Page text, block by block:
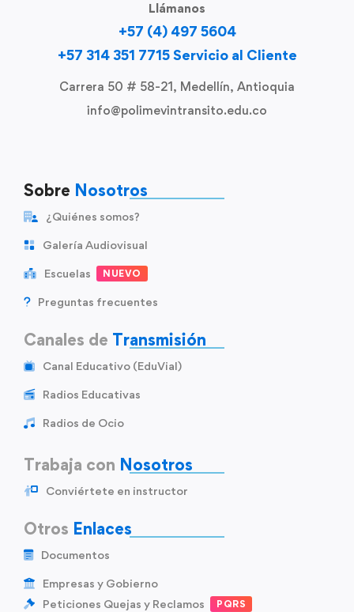
Llámanos
+57 (4) 497 5604
+57 314 351 7715 Servicio al Cliente
Carrera 50 # 58-21, Medellín, Antioquia
info@polimevintransito.edu.co
Sobre Nosotros
¿Quiénes somos?
Galería Audiovisual
Escuelas NUEVO
Preguntas frecuentes
Canales de Transmisión
Canal Educativo (EduVial)
Radios Educativas
Radios de Ocio
Trabaja con Nosotros
Conviértete en instructor
Otros Enlaces
Documentos
Empresas y Gobierno
Peticiones Quejas y Reclamos
PQRS